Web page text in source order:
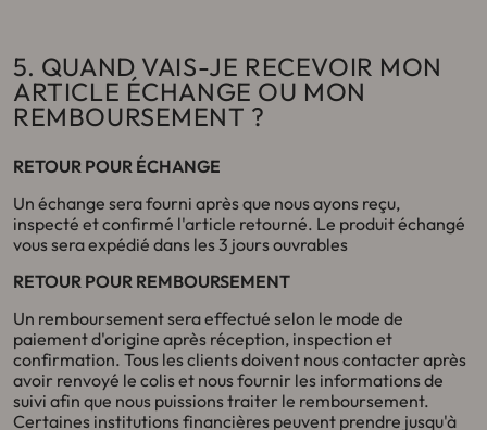
5. QUAND VAIS-JE RECEVOIR MON
ARTICLE ÉCHANGE OU MON
REMBOURSEMENT ?
RETOUR POUR ÉCHANGE
Un échange sera fourni après que nous ayons reçu,
inspecté et confirmé l'article retourné. Le produit échangé
vous sera expédié dans les 3 jours ouvrables
RETOUR POUR REMBOURSEMENT
Un remboursement sera effectué selon le mode de
paiement d'origine après réception, inspection et
confirmation. Tous les clients doivent nous contacter après
avoir renvoyé le colis et nous fournir les informations de
suivi afin que nous puissions traiter le remboursement.
Certaines institutions financières peuvent prendre jusqu'à